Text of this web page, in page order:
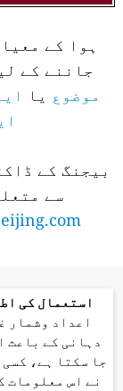
ہوا کے
جاننے کے
موضوع یا
بیجنگ کے
سے
استعمال کی
اعداد وشمار
دہانی کے باعث
جا سکتا ہے،
نے اس معلومات